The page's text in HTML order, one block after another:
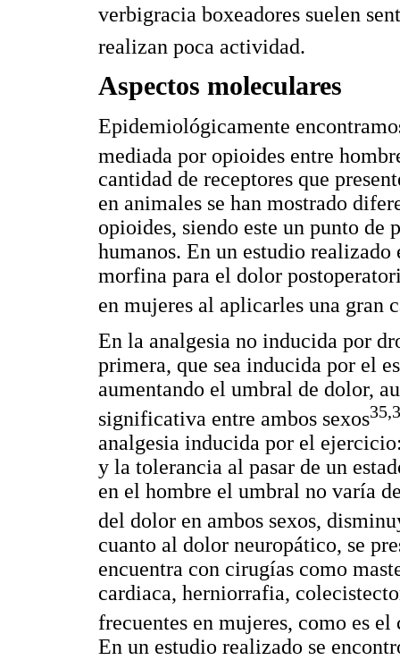
verbigracia boxeadores suelen
realizan poca actividad.
Aspectos moleculares
Epidemiológicamente
mediada por opioides entre
cantidad de receptores que
en animales se han mostrado
opioides, siendo este un punto
humanos. En un estudio realizado
morfina para el dolor
en mujeres al aplicarles una gran
En la analgesia no inducida por
primera, que sea inducida por el
aumentando el umbral de dolor,
significativa entre ambos sexos
analgesia inducida por el
y la tolerancia al pasar de un
en el hombre el umbral no varía
del dolor en ambos sexos,
cuanto al dolor neuropático, se
encuentra con cirugías como
cardiaca, herniorrafia,
frecuentes en mujeres, como es
En un estudio realizado se